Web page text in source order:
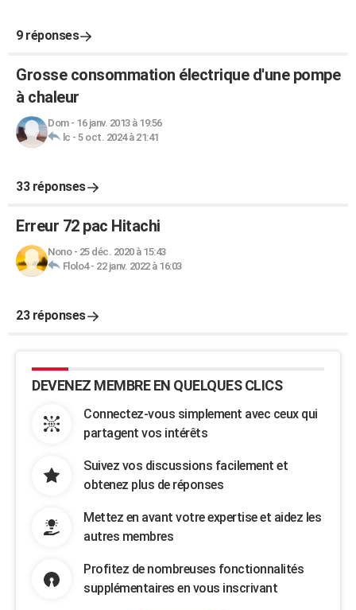
9 réponses
Grosse consommation électrique d'une pompe
à chaleur
Dom- 16 janv. 2013 à 19:56
lc - 5 oct. 2024 à 21:41
33 réponses
Erreur 72 pac Hitachi
Nono- 25 déc. 2020 à 15:43
Flolo4- 22 janv. 2022 à 16:03
23 réponses
DEVENEZ MEMBRE EN QUELQUES CLICS
Connectez-vous simplement avec ceux qui
partagent vos intérêts
Suivez vos discussions facilement et
obtenez plus de réponses
Mettez en avant votre expertise et aidez les
autres membres
Profitez de nombreuses fonctionnalités
supplémentaires en vous inscrivant